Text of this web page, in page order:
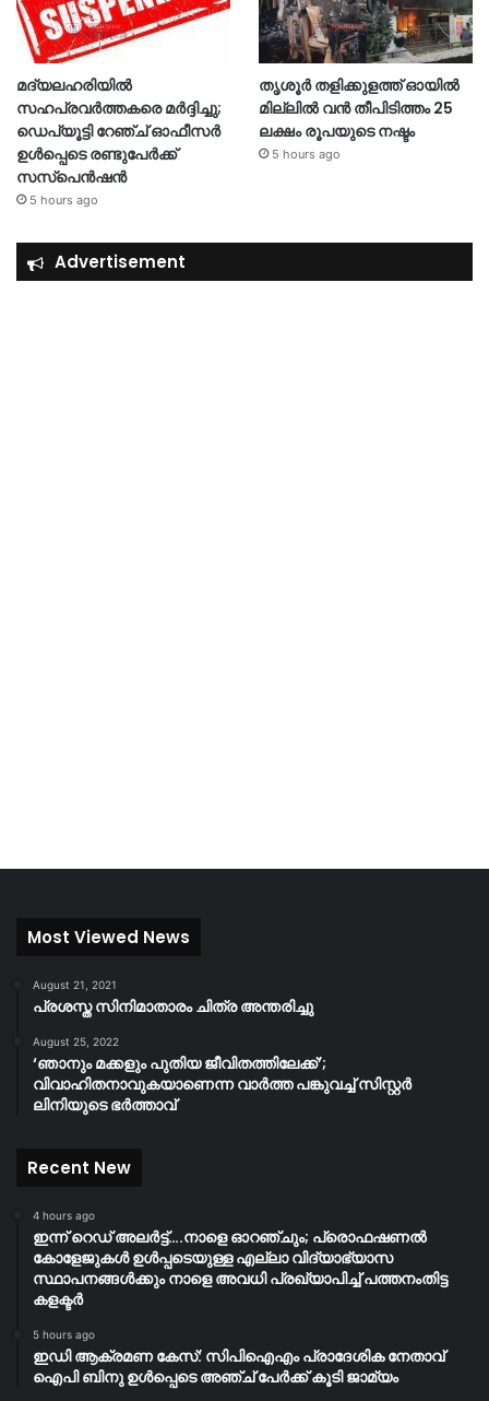
മദ്യലഹരിയിൽ
സഹപ്രവർത്തകരെ മർദ്ദിച്ചു;
ഡെപ്യൂട്ടി റേഞ്ച് ഓഫീസർ
ഉൾപ്പെടെ രണ്ടുപേർക്ക്
സസ്‌പെൻഷൻ
5 hours ago
തൃശൂര്‍ തളിക്കുളത്ത് ഓയില്‍
മില്ലില്‍ വൻ തീപിടിത്തം 25
ലക്ഷം രൂപയുടെ നഷ്ടം
5 hours ago
Advertisement
Most Viewed News
August 21, 2021
പ്രശസ്ത സിനിമാതാരം ചിത്ര അന്തരിച്ചു
August 25, 2022
‘ഞാനും മക്കളും പുതിയ ജീവിതത്തിലേക്ക്’;
വിവാഹിതനാവുകയാണെന്ന വാർത്ത പങ്കുവച്ച് സിസ്റ്റർ
ലിനിയുടെ ഭർത്താവ്
Recent New
4 hours ago
ഇന്ന് റെഡ് അലർട്ട്….നാളെ ഓറഞ്ചും; പ്രൊഫഷണൽ
കോളേജുകൾ ഉൾപ്പടെയുള്ള എല്ലാ വിദ്യാഭ്യാസ
സ്ഥാപനങ്ങൾക്കും നാളെ അവധി പ്രഖ്യാപിച്ച് പത്തനംതിട്ട
കളക്ടർ
5 hours ago
ഇഡി ആക്രമണ കേസ്: സിപിഐഎം പ്രാദേശിക നേതാവ്
ഐപി ബിനു ഉൾപ്പെടെ അഞ്ച് പേർക്ക് കൂടി ജാമ്യം